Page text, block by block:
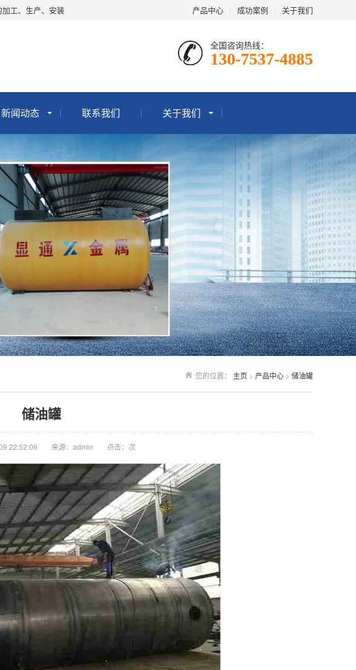
工、生产、安装 产品中心 成功案例 关于我们
全国咨询热线：
130-7537-4885
新闻动态 联系我们 关于我们
您的位置： 主页 > 产品中心 > 储油罐
储油罐
22:52:06 来源：admin 点击： 次